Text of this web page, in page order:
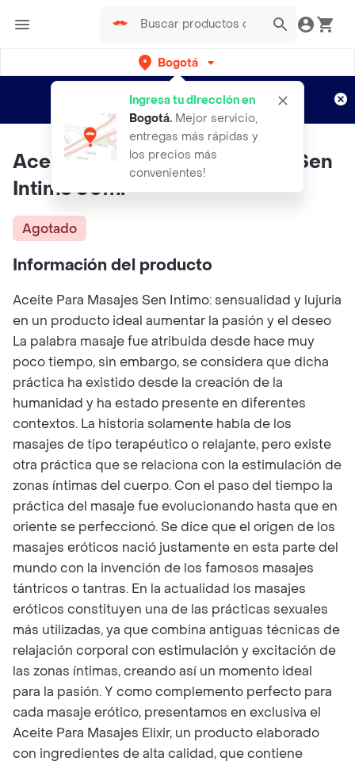
Bogotá
Ingresa tu dirección en
Bogotá. Mejor servicio,
entregas más rápidas y
los precios más
convenientes!
envíos gratis por semanas
Aplican TyC
Aceite Corporal Para Masajes Sen
Intimo 60ml
Agotado
Información del producto
Aceite Para Masajes Sen Intimo: sensualidad y lujuria
en un producto ideal aumentar la pasión y el deseo
La palabra masaje fue atribuida desde hace muy
poco tiempo, sin embargo, se considera que dicha
práctica ha existido desde la creación de la
humanidad y ha estado presente en diferentes
contextos. La historia solamente habla de los
masajes de tipo terapéutico o relajante, pero existe
otra práctica que se relaciona con la estimulación de
zonas íntimas del cuerpo. Con el paso del tiempo la
práctica del masaje fue evolucionando hasta que en
oriente se perfeccionó. Se dice que el origen de los
masajes eróticos nació justamente en esta parte del
mundo con la invención de los famosos masajes
tántricos o tantras. En la actualidad los masajes
eróticos constituyen una de las prácticas sexuales
más utilizadas, ya que combina antiguas técnicas de
relajación corporal con estimulación y excitación de
las zonas íntimas, creando así un momento ideal
para la pasión. Y como complemento perfecto para
cada masaje erótico, presentamos en exclusiva el
Aceite Para Masajes Elixir, un producto elaborado
con ingredientes de alta calidad, que contiene